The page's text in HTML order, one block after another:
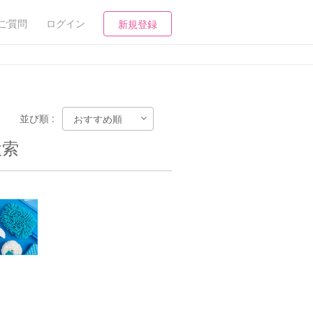
質問 ログイン 新規登録
並び順 :